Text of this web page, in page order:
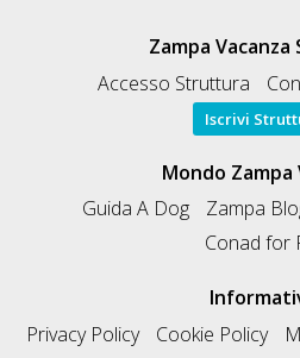
Zampa
Accesso Struttura
Iscrivi
Mondo Zampa
Guida A Dog
Zampa
Conad for
Privacy Policy
Cookie Policy